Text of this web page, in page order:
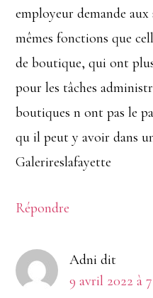
employeur demande
mêmes fonctions que
de boutique, qui ont
pour les tâches
boutiques n ont pas le
qu il peut y avoir dans
Galerireslafayette
Répondre
Adni dit
9 avril 2022 à